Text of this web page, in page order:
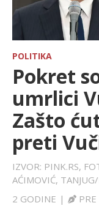
HRONIKA
FARMERI
TV
SPORT
LIFESTYLE
EXTRA
POLITIKA
Pokret
umrlici
Zašto
preti
IZVOR: PINK.RS,
AĆIMOVIĆ,
2 GODINE |